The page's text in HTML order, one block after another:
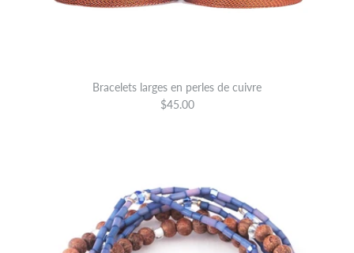
Bracelets larges en perles de cuivre
$45.00